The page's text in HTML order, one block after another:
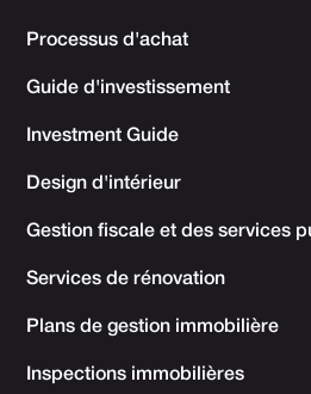
Processus d'achat
Guide d'investissement
Investment Guide
Design d'intérieur
Gestion fiscale et des services
Services de rénovation
Plans de gestion immobilière
Inspections immobilières